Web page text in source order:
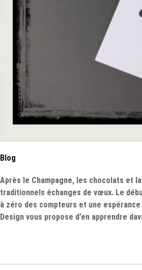
Blog
Après le Champagne, les chocolats et
traditionnels échanges de vœux. Le
à zéro des compteurs et une
Design vous propose d’en apprendre